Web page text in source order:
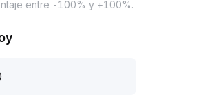
entre -100% y +100%.